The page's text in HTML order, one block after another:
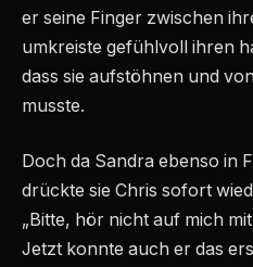
er seine Finger zwischen
umkreiste gefühlvoll ihren
dass sie aufstöhnen und
musste.
Doch da Sandra ebenso in
drückte sie Chris sofort
„Bitte, hör nicht auf mich
Jetzt konnte auch er das